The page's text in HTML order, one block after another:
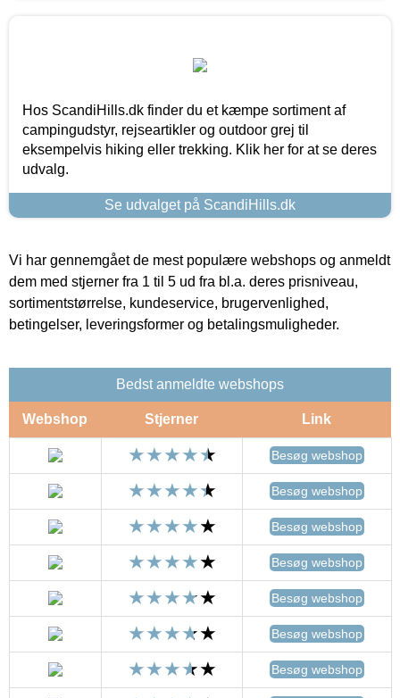
Hos ScandiHills.dk finder du et kæmpe sortiment af
campingudstyr, rejseartikler og outdoor grej til
eksempelvis hiking eller trekking. Klik her for at se deres
udvalg.
Se udvalget på ScandiHills.dk
Vi har gennemgået de mest populære webshops og anmeldt
dem med stjerner fra 1 til 5 ud fra bl.a. deres prisniveau,
sortimentstørrelse, kundeservice, brugervenlighed,
betingelser, leveringsformer og betalingsmuligheder.
Bedst anmeldte webshops
Webshop Stjerner Link
Besøg webshop
Besøg webshop
Besøg webshop
Besøg webshop
Besøg webshop
Besøg webshop
Besøg webshop